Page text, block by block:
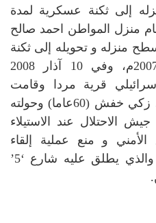
إلى ثكنة عسكرية لمدة
منزل المواطن احمد صالح
منزله و تحويله إلى ثكنة
عسكرية في أواخر عام 2007م، وفي 10 آذار 2008
قرية مردا وقامت
باحتلال منزل المواطن غازي زكي خفش (60عاما) وحولته
الاحتلال عند الاستيلاء
و منع عملية إلقاء
الحجارة على الشارع العام والذي يطلق عليه شارع ‘5’